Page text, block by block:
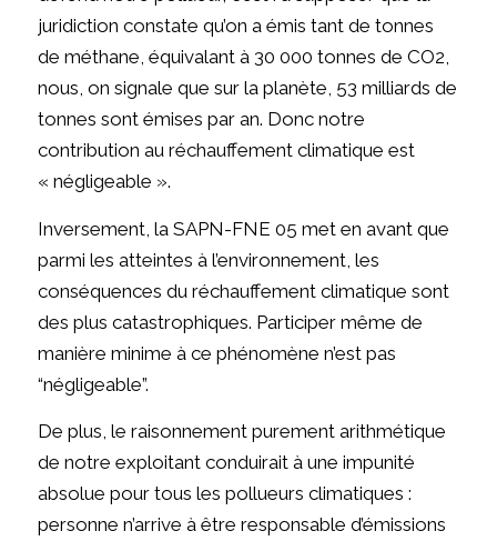
juridiction constate qu’on a émis tant de tonnes
de méthane, équivalant à 30 000 tonnes de CO2,
nous, on signale que sur la planète, 53 milliards de
tonnes sont émises par an. Donc notre
contribution au réchauffement climatique est
« négligeable ».
Inversement, la SAPN-FNE 05 met en avant que
parmi les atteintes à l’environnement, les
conséquences du réchauffement climatique sont
des plus catastrophiques. Participer même de
manière minime à ce phénomène n’est pas
“négligeable”.
De plus, le raisonnement purement arithmétique
de notre exploitant conduirait à une impunité
absolue pour tous les pollueurs climatiques :
personne n’arrive à être responsable d’émissions